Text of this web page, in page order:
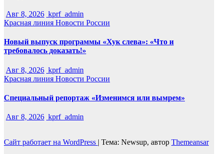
Авг 8, 2026 kprf_admin
Красная линия Новости России
Новый выпуск программы «Хук слева»: «Что и
требовалось доказать!»
Авг 8, 2026 kprf_admin
Красная линия Новости России
Специальный репортаж «Изменимся или вымрем»
Авг 8, 2026 kprf_admin
Сайт работает на WordPress | Тема: Newsup, автор Themeansar